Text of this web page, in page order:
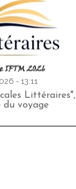
- 13:11
Littéraires",
du voyage